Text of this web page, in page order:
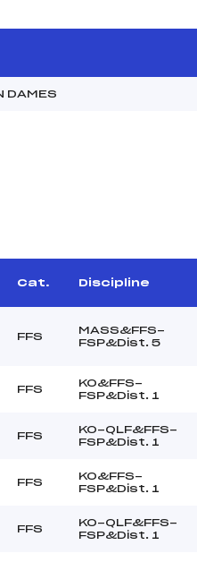
DAMES
Cat. Discipline
FFS
MASS&FFS-
FSP&Dist. 5
FFS
KO&FFS-
FSP&Dist. 1
FFS
KO-QLF&FFS-
FSP&Dist. 1
FFS
KO&FFS-
FSP&Dist. 1
FFS
KO-QLF&FFS-
FSP&Dist. 1